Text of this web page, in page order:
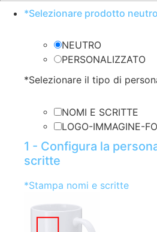
€7.38.€3.69.
*Selezionare prodotto
NEUTRO
PERSONALIZZATO
*Selezionare il tipo di
NOMI E SCRITTE
LOGO-IMMAGINE-
1 - Configura la
scritte
*Stampa nomi e scritte